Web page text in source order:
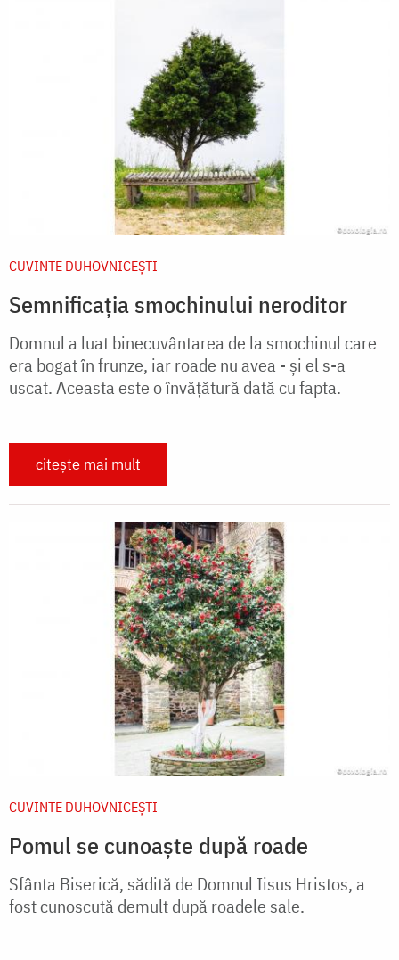
CUVINTE DUHOVNICEȘTI
Semnificația smochinului neroditor
Domnul a luat binecuvântarea de la smochinul care
era bogat în frunze, iar roade nu avea - şi el s-a
uscat. Aceasta este o învăţătură dată cu fapta.
citește mai mult
CUVINTE DUHOVNICEȘTI
Pomul se cunoaşte după roade
Sfânta Biserică, sădită de Domnul Iisus Hristos, a
fost cunoscută demult după roadele sale.